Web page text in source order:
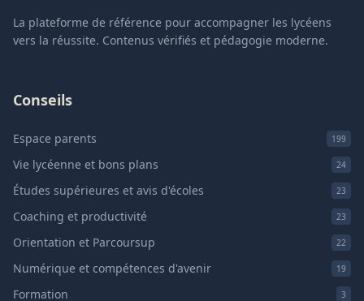
La plateforme de référence pour accompagner les lycéens
vers la réussite. Contenus vérifiés et pédagogie moderne.
Conseils
Espace parents 199
Vie lycéenne et bons plans 24
Études supérieures et avis d'écoles 23
Coaching et productivité 23
Orientation et Parcoursup 22
Numérique et compétences d'avenir 19
Formation 3